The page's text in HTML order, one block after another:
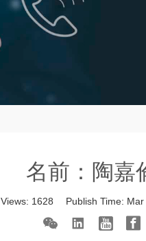
名前：陶嘉
Views: 1628 Publish Time: